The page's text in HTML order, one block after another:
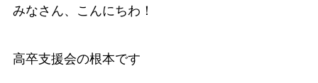
みなさん、こんにちわ！
高卒支援会の根本です